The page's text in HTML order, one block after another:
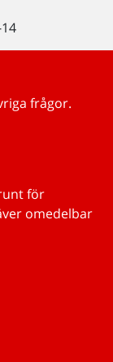
frågor.
för
omedelbar